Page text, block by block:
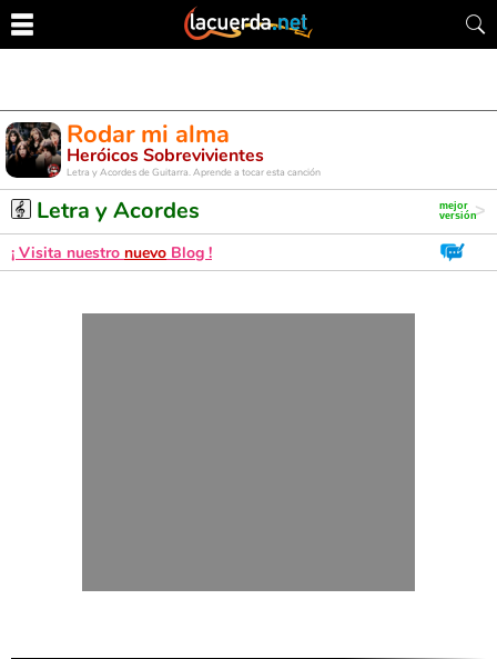
Rodar mi alma
Heróicos Sobrevivientes
Letra y Acordes de Guitarra. Aprende a tocar esta canción
Letra y Acordes
¡ Visita nuestro nuevo Blog !